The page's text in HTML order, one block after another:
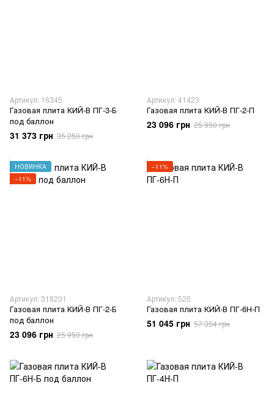
Артикул: 16345
Газовая плита КИЙ-В ПГ-3-Б
под баллон
31 373 грн 35 250 грн
Артикул: 41423
Газовая плита КИЙ-В ПГ-2-П
23 096 грн 25 950 грн
НОВИНКА
−11%
Артикул: 318201
Газовая плита КИЙ-В ПГ-2-Б
под баллон
23 096 грн 25 950 грн
−11%
Артикул: 520
Газовая плита КИЙ-В ПГ-6Н-П
51 045 грн 57 354 грн